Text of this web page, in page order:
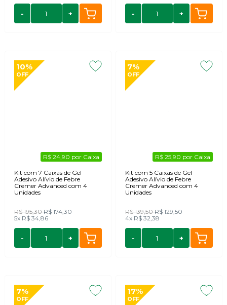
- + - +
10%
OFF
R$ 24,90 por Caixa
Kit com 7 Caixas de Gel
Adesivo Alívio de Febre
Cremer Advanced com 4
Unidades
R$ 195,30R$ 174,30
5x R$ 34,86
- +
7%
OFF
R$ 25,90 por Caixa
Kit com 5 Caixas de Gel
Adesivo Alívio de Febre
Cremer Advanced com 4
Unidades
R$ 139,50R$ 129,50
4x R$ 32,38
- +
7%
OFF
17%
OFF